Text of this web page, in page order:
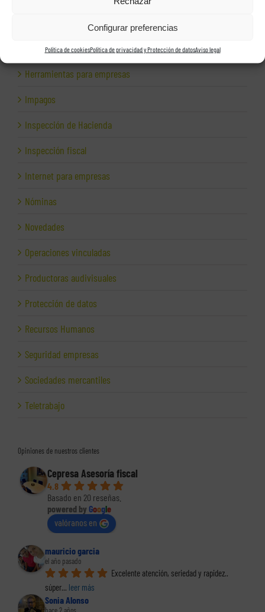
Configurar preferencias
Política de cookiesPolítica de privacidad y Protección de datosAviso legal
Herencias
Herramientas para empresas
Impagos
Inspección de Hacienda
Inspección fiscal
Internet para empresas
Nóminas
Novedades
Operaciones vinculadas
Productoras audivisuales
Protección de datos
Recursos Humanos
Seguridad empresas
Sociedades mercantiles
Teletrabajo
Opiniones de nuestros clientes
Cepresa Asesoría fiscal
4.8
Basado en 20 reseñas.
powered by Google
valóranos en
mauricio garcia
el año pasado
Excelente atención, seriedad y rapidez..
súper... leer más
Sonia Alonso